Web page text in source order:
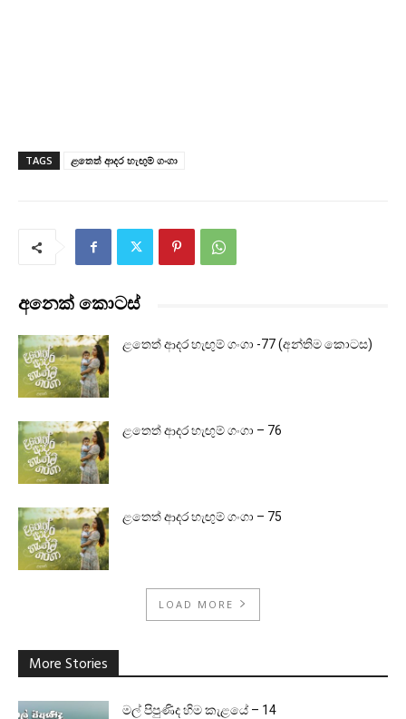
TAGS ළතෙත් ආදර හැඟුම් ගංගා
අනෙක් කොටස්
ළතෙත් ආදර හැඟුම් ගංගා -77 (අන්තිම කොටස)
ළතෙත් ආදර හැඟුම් ගංගා – 76
ළතෙත් ආදර හැඟුම් ගංගා – 75
LOAD MORE
More Stories
මල් පිපුණිද හිම කැළයේ – 14